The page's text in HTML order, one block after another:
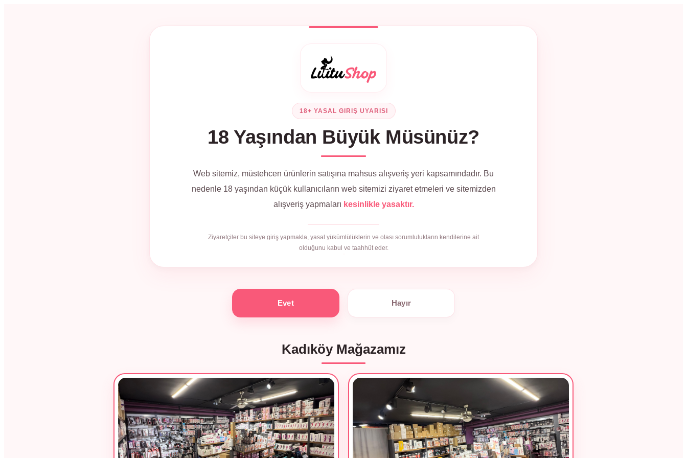
18+ YASAL GIRIŞ UYARISI
18 Yaşından Büyük Müsünüz?
Web sitemiz, müstehcen ürünlerin satışına mahsus alışveriş yeri kapsamındadır. Bu
nedenle 18 yaşından küçük kullanıcıların web sitemizi ziyaret etmeleri ve sitemizden
alışveriş yapmaları kesinlikle yasaktır.
Ziyaretçiler bu siteye giriş yapmakla, yasal yükümlülüklerin ve olası sorumlulukların kendilerine ait
olduğunu kabul ve taahhüt eder.
Kadıköy Mağazamız
Evet Hayır